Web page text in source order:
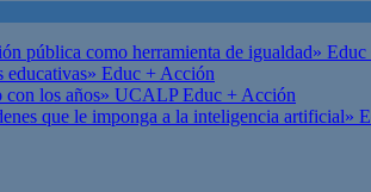
pública como herramienta de igualdad» Educ
educativas» Educ + Acción
con los años» UCALPEduc + Acción
que le imponga a la inteligencia artificial»